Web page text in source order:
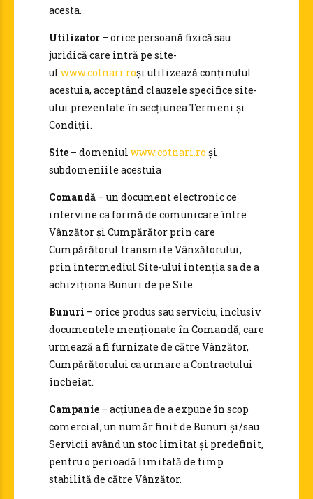
acesta.
Utilizator – orice persoană fizică sau
juridică care intră pe site-
ul www.cotnari.roși utilizează conținutul
acestuia, acceptând clauzele specifice site-
ului prezentate în secțiunea Termeni și
Condiții.
Site – domeniul www.cotnari.ro și
subdomeniile acestuia
Comandă – un document electronic ce
intervine ca formă de comunicare între
Vânzător și Cumpărător prin care
Cumpărătorul transmite Vânzătorului,
prin intermediul Site-ului intenția sa de a
achiziționa Bunuri de pe Site.
Bunuri – orice produs sau serviciu, inclusiv
documentele menționate în Comandă, care
urmează a fi furnizate de către Vânzător,
Cumpărătorului ca urmare a Contractului
încheiat.
Campanie – acțiunea de a expune în scop
comercial, un număr finit de Bunuri și/sau
Servicii având un stoc limitat și predefinit,
pentru o perioadă limitată de timp
stabilită de către Vânzător.